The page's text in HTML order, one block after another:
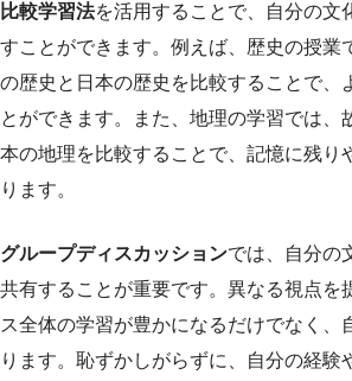
比較学習法を活用することで、自分の文
すことができます。例えば、歴史の授業
の歴史と日本の歴史を比較することで、
とができます。また、地理の学習では、
本の地理を比較することで、記憶に残り
ります。
グループディスカッションでは、自分の
共有することが重要です。異なる視点を
ス全体の学習が豊かになるだけでなく、
ります。恥ずかしがらずに、自分の経験